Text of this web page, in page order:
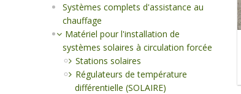
Systèmes complets d'assistance au
chauffage
Matériel pour l'installation de
systèmes solaires à circulation forcée
Stations solaires
Régulateurs de température
différentielle (SOLAIRE)